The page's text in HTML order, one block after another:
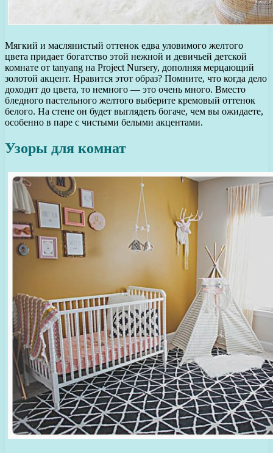
Мягкий и маслянистый оттенок едва уловимого желтого
цвета придает богатство этой нежной и девичьей детской
комнате от tanyang на Project Nursery, дополняя мерцающий
золотой акцент. Нравится этот образ? Помните, что когда дело
доходит до цвета, то немного — это очень много. Вместо
бледного пастельного желтого выберите кремовый оттенок
белого. На стене он будет выглядеть богаче, чем вы ожидаете,
особенно в паре с чистыми белыми акцентами.
Узоры для комнат